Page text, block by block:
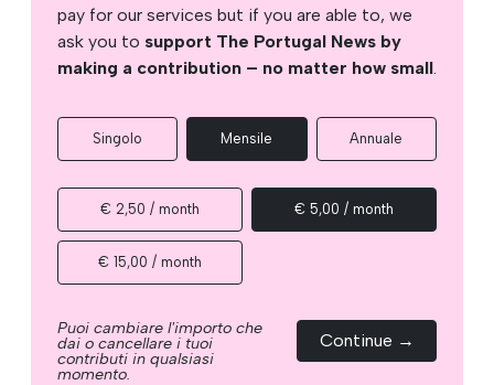
pay for our services but if you are able to, we
ask you to support The Portugal News by
making a contribution – no matter how small.
Singolo Mensile Annuale
€ 2,50 / month € 5,00 / month
€ 15,00 / month
Puoi cambiare l'importo che
dai o cancellare i tuoi
contributi in qualsiasi
momento.
Continue →